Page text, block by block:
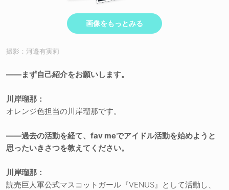
画像をもっとみる
撮影：河邉有実莉
――まず自己紹介をお願いします。
川岸瑠那：
オレンジ色担当の川岸瑠那です。
――過去の活動を経て、fav meでアイドル活動を始めようと
思ったいきさつを教えてください。
川岸瑠那：
読売巨人軍公式マスコットガール『VENUS』として活動し、